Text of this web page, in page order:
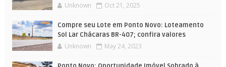
Unknown Oct 21, 2025
Compre seu Lote em Ponto Novo: Loteamento
Sol Lar Chácaras BR-407; confira valores
Unknown May 24, 2023